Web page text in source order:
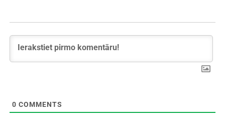
0 COMMENTS